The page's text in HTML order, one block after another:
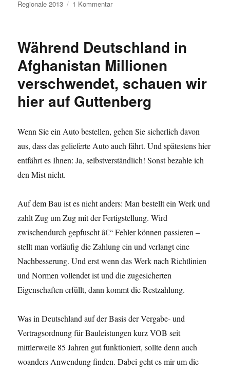
Regionale 2013
1 Kommentarzu
Abriss
Vereinsheim
und
gegen
die
Brückenplanung
Während Deutschland in
Afghanistan Millionen
verschwendet, schauen wir
hier auf Guttenberg
Wenn Sie ein Auto bestellen, gehen Sie sicherlich davon
aus, dass das gelieferte Auto auch fährt. Und spätestens hier
entfährt es Ihnen: Ja, selbstverständlich! Sonst bezahle ich
den Mist nicht.
Auf dem Bau ist es nicht anders: Man bestellt ein Werk und
zahlt Zug um Zug mit der Fertigstellung. Wird
zwischendurch gepfuscht â€“ Fehler können passieren –
stellt man vorläufig die Zahlung ein und verlangt eine
Nachbesserung. Und erst wenn das Werk nach Richtlinien
und Normen vollendet ist und die zugesicherten
Eigenschaften erfüllt, dann kommt die Restzahlung.
Was in Deutschland auf der Basis der Vergabe- und
Vertragsordnung für Bauleistungen kurz VOB seit
mittlerweile 85 Jahren gut funktioniert, sollte denn auch
woanders Anwendung finden. Dabei geht es mir um die